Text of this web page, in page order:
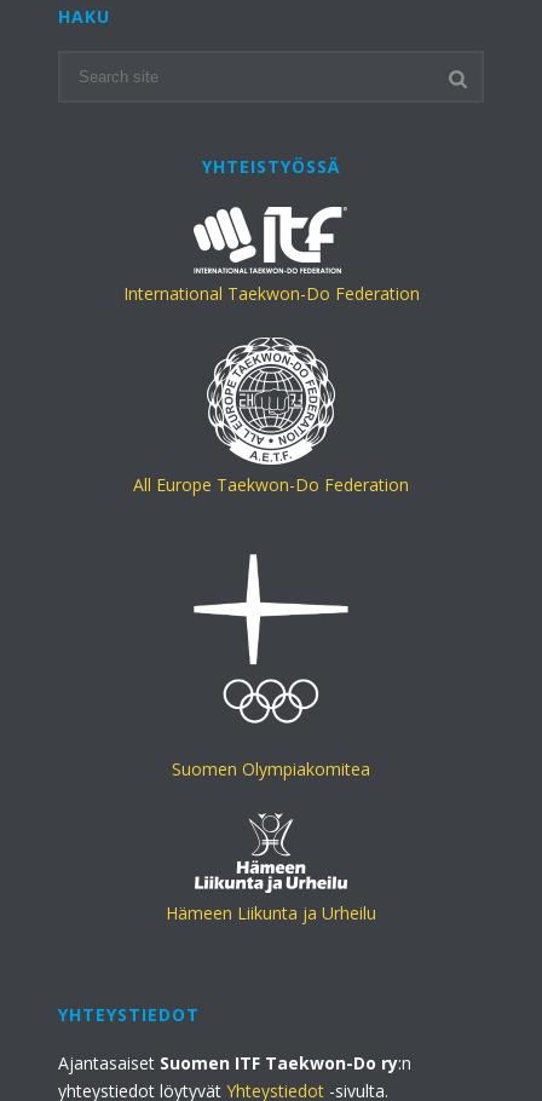
HAKU
YHTEISTYÖSSÄ
International Taekwon-Do Federation
All Europe Taekwon-Do Federation
Suomen Olympiakomitea
Hämeen Liikunta ja Urheilu
YHTEYSTIEDOT
Ajantasaiset Suomen ITF Taekwon-Do ry:n
yhteystiedot löytyvätYhteystiedot -sivulta.